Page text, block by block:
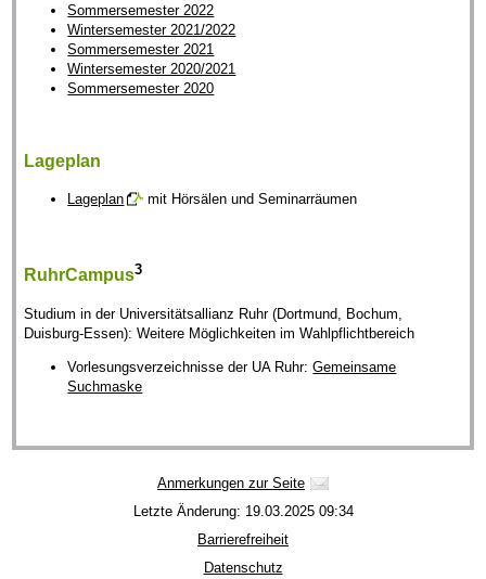
Sommersemester 2022
Wintersemester 2021/2022
Sommersemester 2021
Wintersemester 2020/2021
Sommersemester 2020
Lageplan
Lageplan mit Hörsälen und Seminarräumen
RuhrCampus3
Studium in der Universitätsallianz Ruhr (Dortmund, Bochum,
Duisburg-Essen): Weitere Möglichkeiten im Wahlpflichtbereich
Vorlesungsverzeichnisse der UA Ruhr:Gemeinsame
Suchmaske
Anmerkungen zur Seite
Letzte Änderung: 19.03.2025 09:34
Barrierefreiheit
Datenschutz